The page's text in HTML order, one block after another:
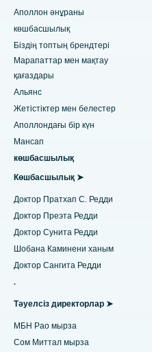
Педиатриялық
Дерматологты
Урологты табыңыз
Диабетологты
Гинекологты табыңыз
Жалпы дәрігерді
Психологты табыңыз
Ченнайдағы PH Road-тағы
Ченнайдағы Мысан Лайтс
орталығы
Хайдарабадтағы Джубили
Тондиарпеттегі,
Коттурпурамдағы,
Ковай жолындағы ең жақсы
Карапаккамдағы,
Ариловадағы, Визагтағы ең
Лакхнаудағы Канпур
Нойдадағы 26-сектордағы
Ахмедабадтағы
Арагонда, Андхра-
Ласик хирургиясы
Ринопластика
липосакция
Коронарлық ангиограф
MitraClip клапанын жөндеу
Ең аз инвазивті
Катетер абляциясы
ACL қалпына келтіру
Жатыр артериясының
Аналық бездің
Аполлон әнұраны
көшбасшылық
Біздің топтың брендтері
Марапаттар мен мақтау
қағаздары
Альянс
Жетістіктер мен белестер
Аполлондағы бір күн
Мансап
көшбасшылық
Көшбасшылық ➤
Доктор Пратхап С. Редди
Доктор Преэта Редди
Доктор Сунита Редди
Шобана Каминени ханым
Доктор Сангита Редди
.
Тәуелсіз директорлар ➤
МБН Рао мырза
Сом Миттал мырза